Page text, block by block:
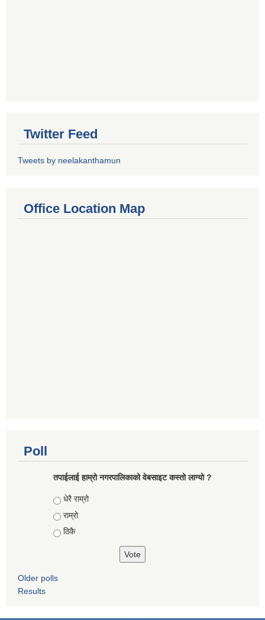
Twitter Feed
Tweets by neelakanthamun
Office Location Map
Poll
तपाईलाई हाम्रो नगरपालिकाको वेबसाइट कस्तो लाग्यो ?
Choices
धेरै राम्रो
राम्रो
ठिकै
Older polls
Results